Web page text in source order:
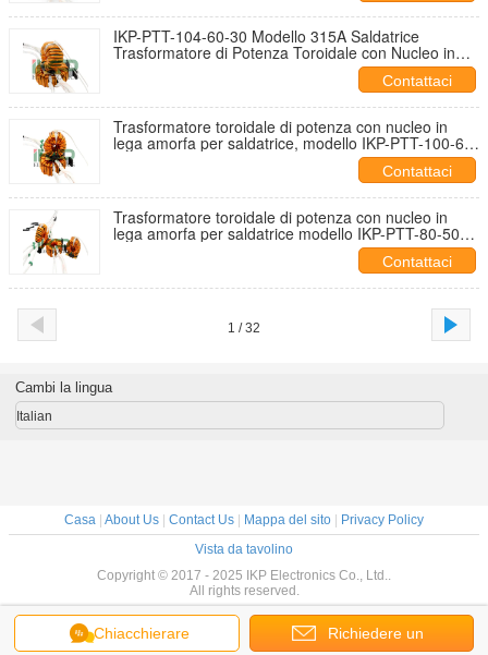
IKP-PTT-104-60-30 Modello 315A Saldatrice
Trasformatore di Potenza Toroidale con Nucleo in
Lega Amorfa per Macchina Saldatrice Inverter
Contattaci
Trasformatore toroidale di potenza con nucleo in
lega amorfa per saldatrice, modello IKP-PTT-100-60-
20, 160/200A, per saldatrice inverter
Contattaci
Trasformatore toroidale di potenza con nucleo in
lega amorfa per saldatrice modello IKP-PTT-80-50-
Contattaci
1 / 32
Chiacchierare Richiedere un
Cambi la lingua
Italian
Casa About Us Contact Us Mappa del sito
Privacy Policy
Vista da tavolino
Copyright © 2017 - 2025 IKP Electronics Co., Ltd..
All rights reserved.